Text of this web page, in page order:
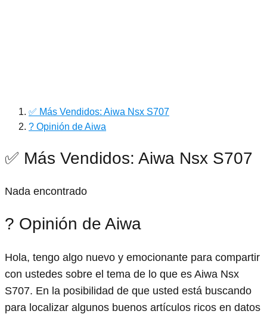
✅ Más Vendidos: Aiwa Nsx S707
? Opinión de Aiwa
✅ Más Vendidos: Aiwa Nsx S707
Nada encontrado
? Opinión de Aiwa
Hola, tengo algo nuevo y emocionante para compartir
con ustedes sobre el tema de lo que es Aiwa Nsx
S707. En la posibilidad de que usted está buscando
para localizar algunos buenos artículos ricos en datos